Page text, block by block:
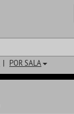
POR SALA